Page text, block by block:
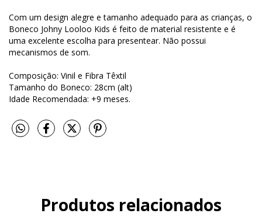
Com um design alegre e tamanho adequado para as crianças, o
Boneco Johny Looloo Kids é feito de material resistente e é
uma excelente escolha para presentear. Não possui
mecanismos de som.
Composição: Vinil e Fibra Têxtil
Tamanho do Boneco: 28cm (alt)
Idade Recomendada: +9 meses.
Produtos relacionados